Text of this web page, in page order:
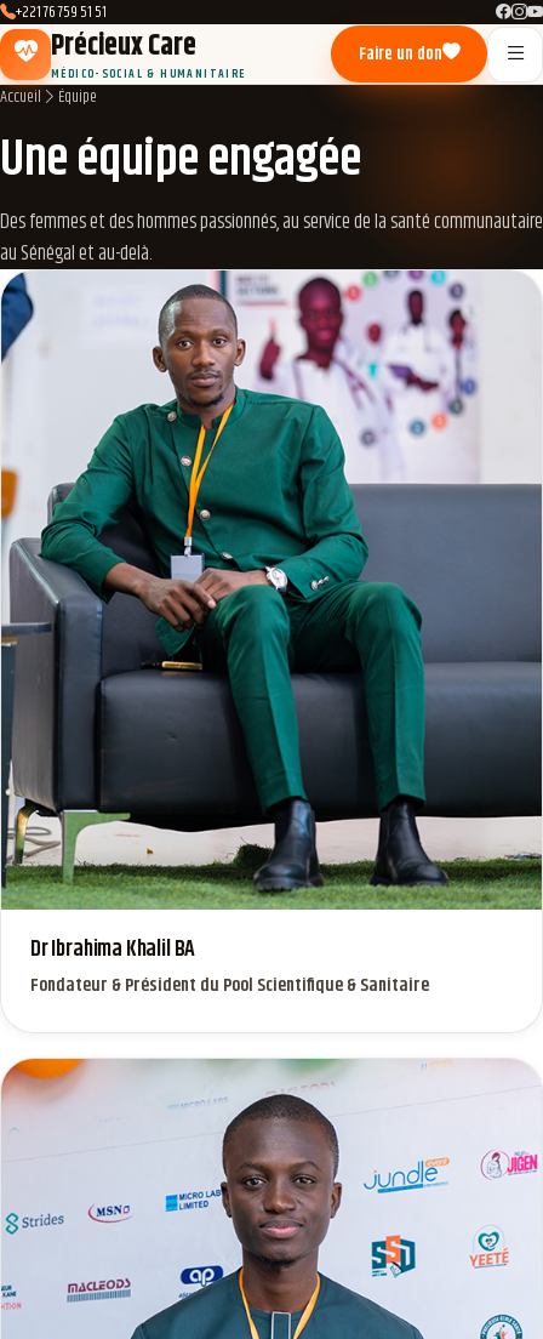
+221 76 759 51 51
Précieux Care
MÉDICO-SOCIAL & HUMANITAIRE
Faire un don
Accueil Équipe
Une équipe engagée
Des femmes et des hommes passionnés, au service de la santé communautaire
au Sénégal et au-delà.
Dr Ibrahima Khalil BA
Fondateur & Président du Pool Scientifique & Sanitaire